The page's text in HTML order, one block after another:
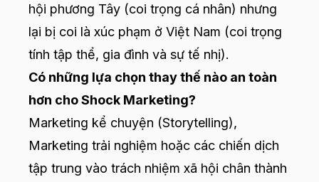
hội phương Tây (coi trọng cá nhân) nhưng
lại bị coi là xúc phạm ở Việt Nam (coi trọng
tính tập thể, gia đình và sự tế nhị).
Có những lựa chọn thay thế nào an toàn
hơn cho Shock Marketing?
Marketing kể chuyện (Storytelling),
Marketing trải nghiệm hoặc các chiến dịch
tập trung vào trách nhiệm xã hội chân thành